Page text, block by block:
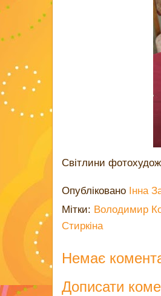
Світлини
Опубліковано Інна
Мітки: Володимир
Стиркіна
Немає
Дописати